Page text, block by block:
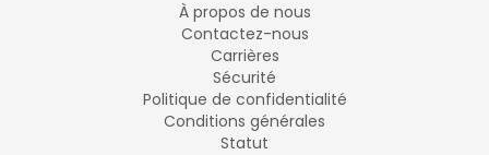
À propos de nous
Contactez-nous
Carrières
Sécurité
Politique de confidentialité
Conditions générales
Statut